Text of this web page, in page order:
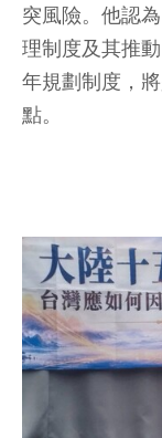
突風險。他認
理制度及其推
年規劃制度，
點。